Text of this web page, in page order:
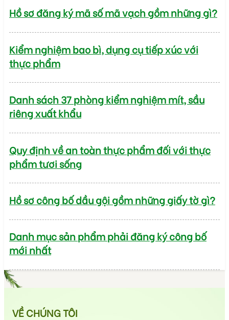
Hồ sơ đăng ký mã số mã vạch gồm những gì?
Kiểm nghiệm bao bì, dụng cụ tiếp xúc với
thực phẩm
Danh sách 37 phòng kiểm nghiệm mít, sầu
riêng xuất khẩu
Quy định về an toàn thực phẩm đối với thực
phẩm tươi sống
Hồ sơ công bố dầu gội gồm những giấy tờ gì?
Danh mục sản phẩm phải đăng ký công bố
mới nhất
VỀ CHÚNG TÔI